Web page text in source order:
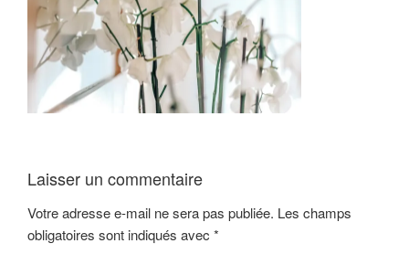
Laisser un commentaire
Votre adresse e-mail ne sera pas publiée. Les champs
obligatoires sont indiqués avec *